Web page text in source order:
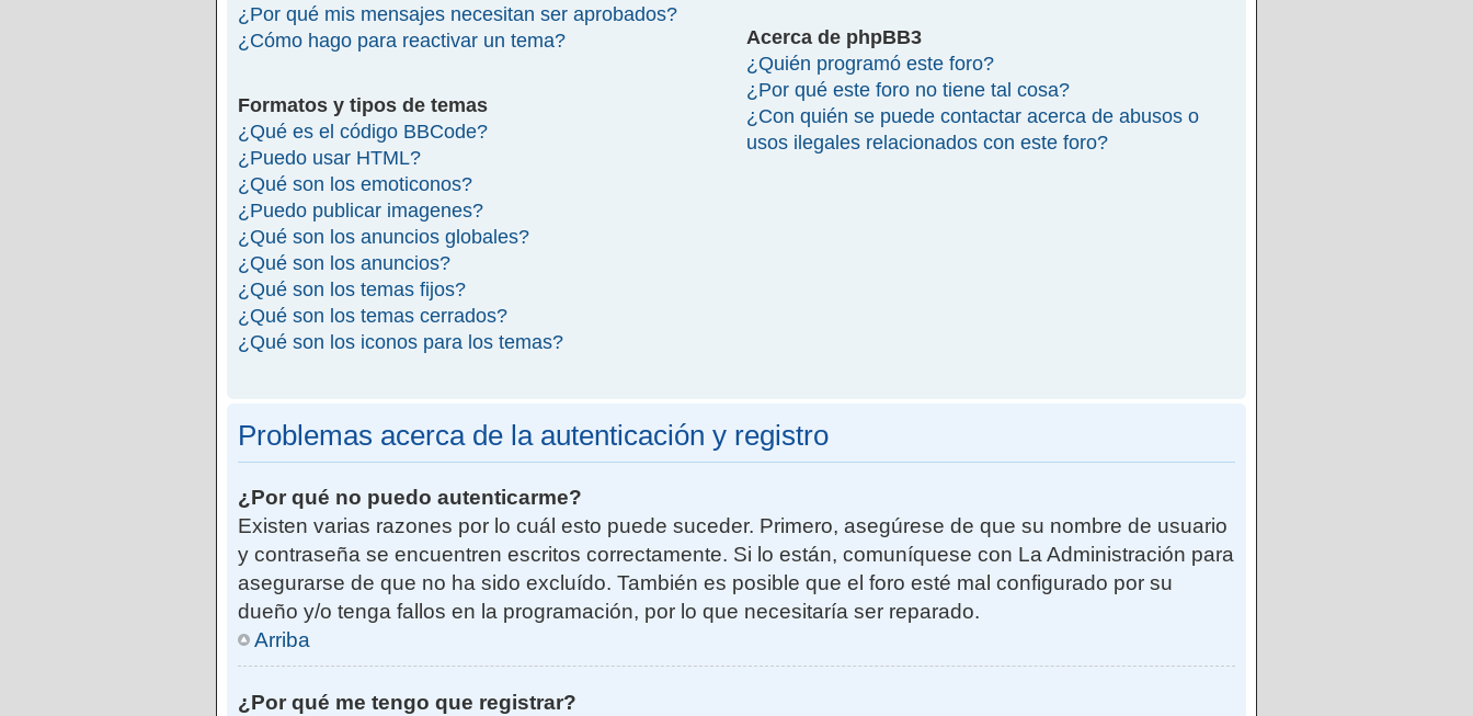
¿Por qué mis mensajes necesitan ser aprobados?
¿Cómo hago para reactivar un tema?
Formatos y tipos de temas
¿Qué es el código BBCode?
¿Puedo usar HTML?
¿Qué son los emoticonos?
¿Puedo publicar imagenes?
¿Qué son los anuncios globales?
¿Qué son los anuncios?
¿Qué son los temas fijos?
¿Qué son los temas cerrados?
¿Qué son los iconos para los temas?
Acerca de phpBB3
¿Quién programó este foro?
¿Por qué este foro no tiene tal cosa?
¿Con quién se puede contactar acerca de abusos o
usos ilegales relacionados con este foro?
Problemas acerca de la autenticación y registro
¿Por qué no puedo autenticarme?
Existen varias razones por lo cuál esto puede suceder. Primero, asegúrese de que su nombre de usuario
y contraseña se encuentren escritos correctamente. Si lo están, comuníquese con La Administración para
asegurarse de que no ha sido excluído. También es posible que el foro esté mal configurado por su
dueño y/o tenga fallos en la programación, por lo que necesitaría ser reparado.
Arriba
¿Por qué me tengo que registrar?